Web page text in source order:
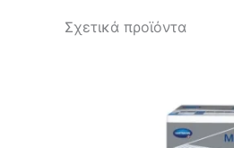
Σχετικά προϊόντα